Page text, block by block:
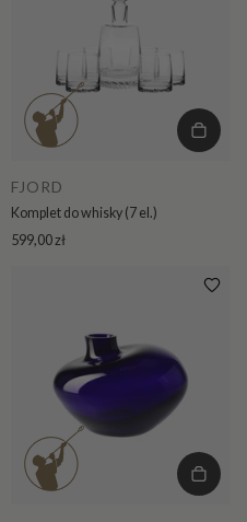
FJORD
Komplet do whisky (7 el.)
599,00 zł